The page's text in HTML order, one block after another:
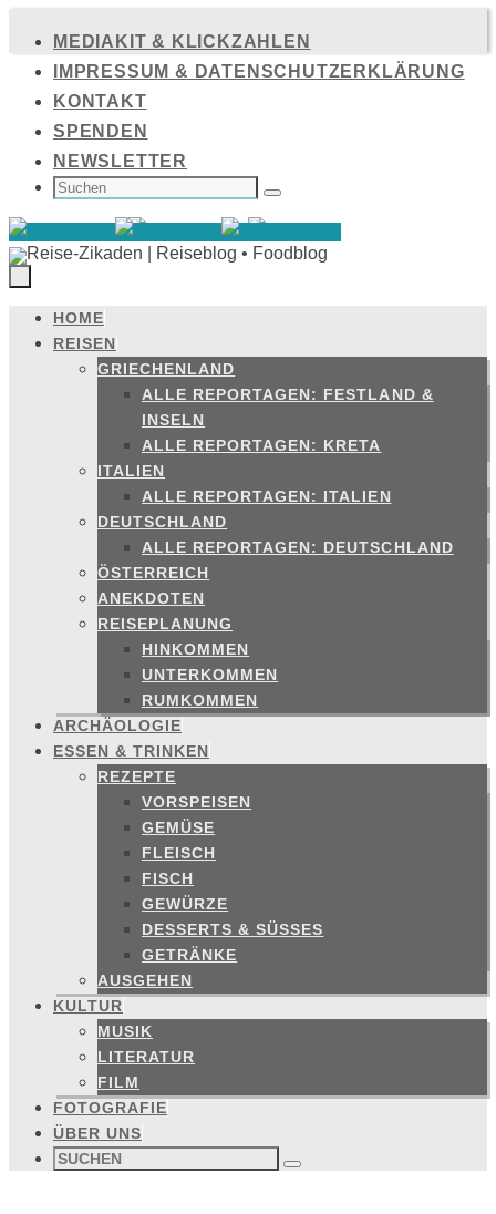
Inhalt
springen
MEDIAKIT & KLICKZAHLEN
IMPRESSUM & DATENSCHUTZERKLÄRUNG
KONTAKT
SPENDEN
NEWSLETTER
SUCHEN
NACH: Suchen
Zum
Inhalt
springen
HOME
REISEN
GRIECHENLAND
ALLE REPORTAGEN: FESTLAND &
INSELN
ALLE REPORTAGEN: KRETA
ITALIEN
ALLE REPORTAGEN: ITALIEN
DEUTSCHLAND
ALLE REPORTAGEN: DEUTSCHLAND
ÖSTERREICH
ANEKDOTEN
REISEPLANUNG
HINKOMMEN
UNTERKOMMEN
RUMKOMMEN
ARCHÄOLOGIE
ESSEN & TRINKEN
REZEPTE
VORSPEISEN
GEMÜSE
FLEISCH
FISCH
GEWÜRZE
DESSERTS & SÜSSES
GETRÄNKE
AUSGEHEN
KULTUR
MUSIK
LITERATUR
FILM
FOTOGRAFIE
ÜBER UNS
Suchen
nach: Suchen